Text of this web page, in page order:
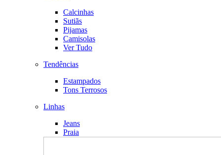
Calcinhas
Sutiãs
Pijamas
Camisolas
Ver Tudo
Tendências
Estampados
Tons Terrosos
Linhas
Jeans
Praia